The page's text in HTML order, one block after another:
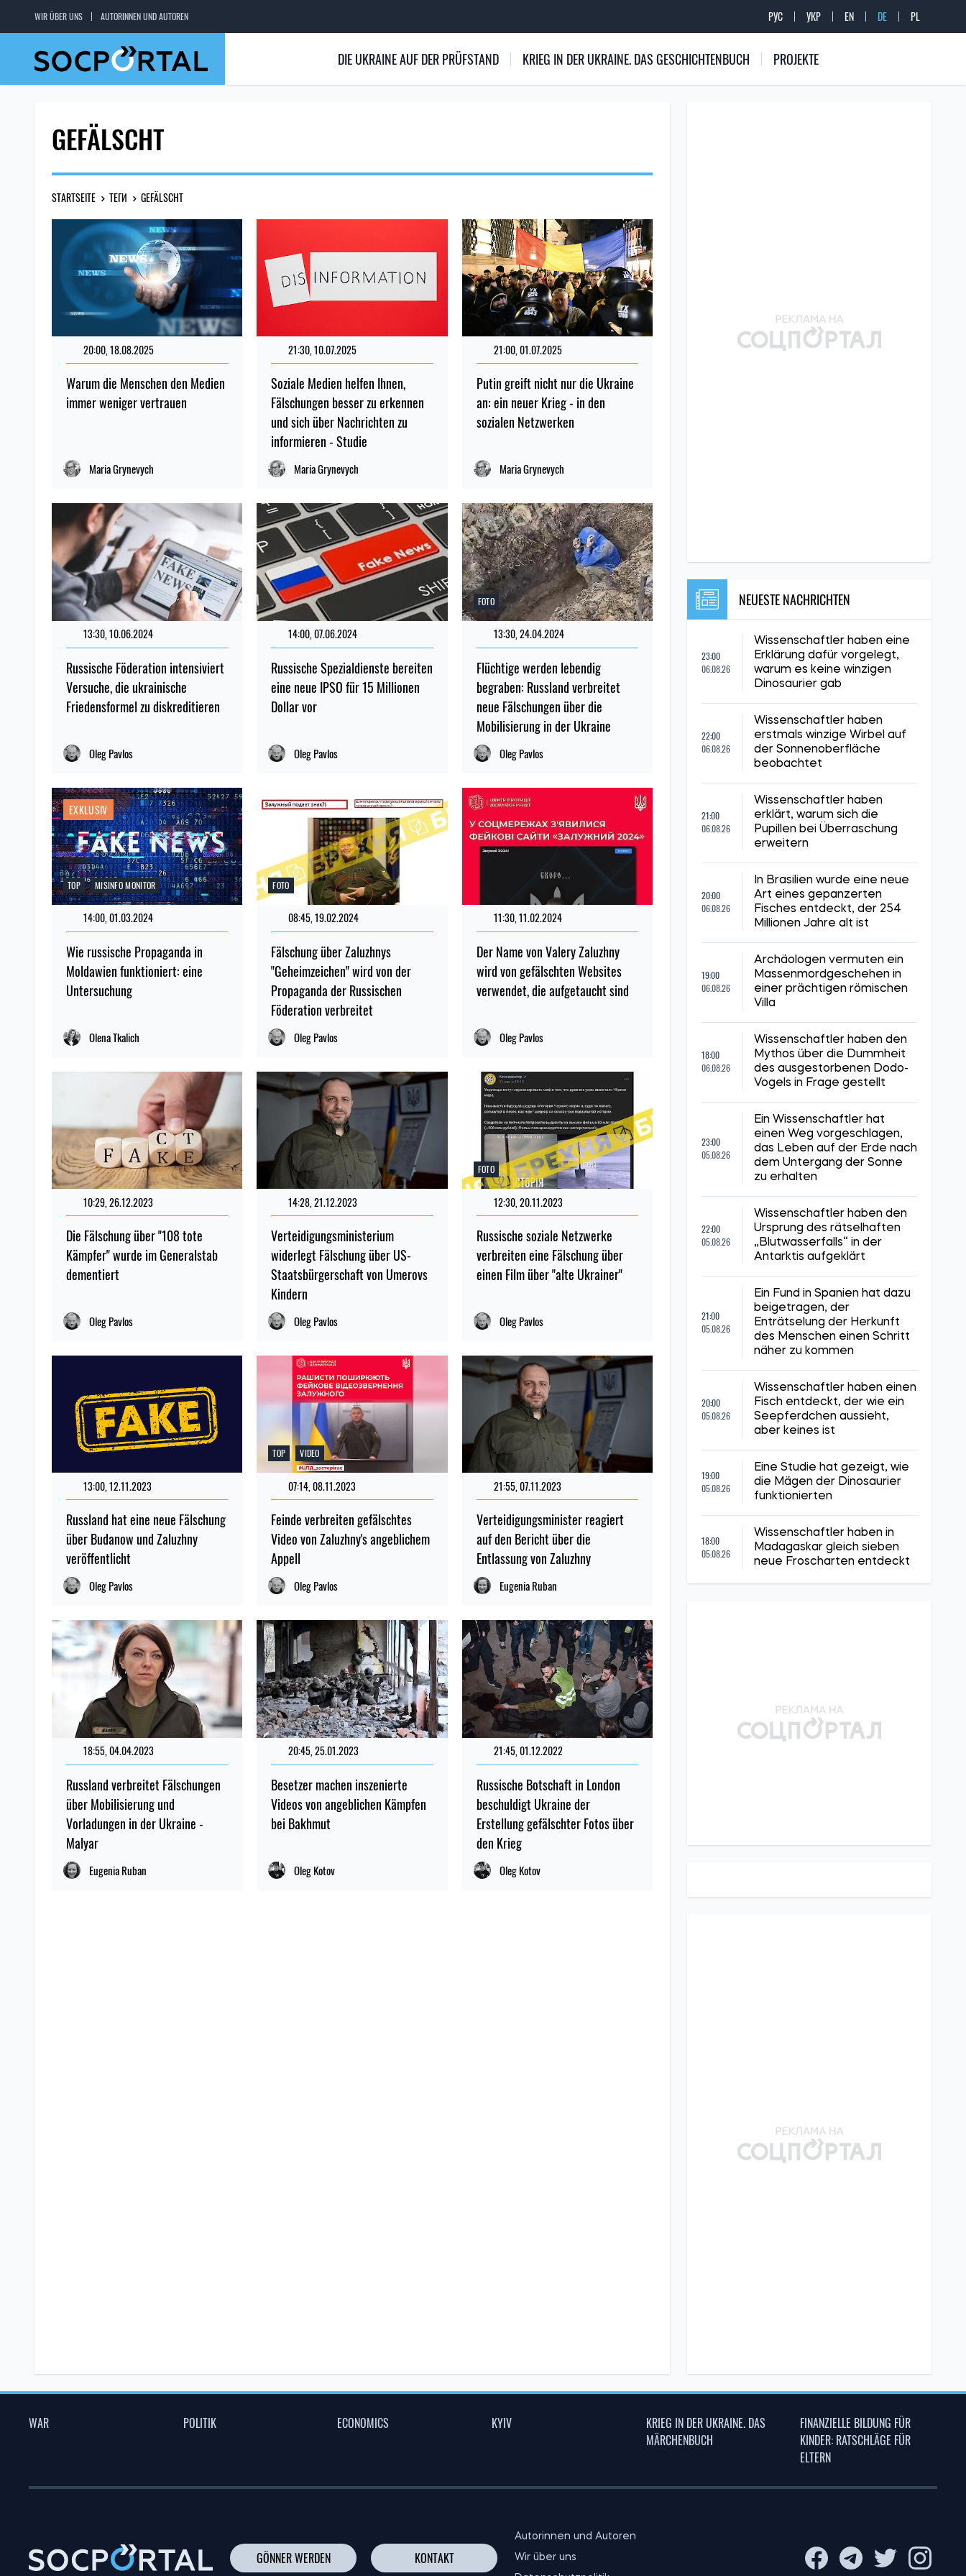
WIR ÜBER UNS AUTORINNEN UND AUTOREN РУС УКР EN DE PL
DIE UKRAINE AUF DER PRÜFSTAND KRIEG IN DER UKRAINE. DAS GESCHICHTENBUCH PROJEKTE
GEFÄLSCHT
STARTSEITE ТЕГИ GEFÄLSCHT
20:00, 18.08.2025
Warum die Menschen den Medien
immer weniger vertrauen
Maria Grynevych
21:30, 10.07.2025
Soziale Medien helfen Ihnen,
Fälschungen besser zu erkennen
und sich über Nachrichten zu
informieren - Studie
Maria Grynevych
21:00, 01.07.2025
Putin greift nicht nur die Ukraine
an: ein neuer Krieg - in den
sozialen Netzwerken
Maria Grynevych
13:30, 10.06.2024
Russische Föderation intensiviert
Versuche, die ukrainische
Friedensformel zu diskreditieren
Oleg Pavlos
14:00, 07.06.2024
Russische Spezialdienste bereiten
eine neue IPSO für 15 Millionen
Dollar vor
Oleg Pavlos
FOTO
13:30, 24.04.2024
Flüchtige werden lebendig
begraben: Russland verbreitet
neue Fälschungen über die
Mobilisierung in der Ukraine
Oleg Pavlos
TOP MISINFO MONITOR
EXKLUSIV
14:00, 01.03.2024
Wie russische Propaganda in
Moldawien funktioniert: eine
Untersuchung
Olena Tkalich
FOTO
08:45, 19.02.2024
Fälschung über Zaluzhnys
"Geheimzeichen" wird von der
Propaganda der Russischen
Föderation verbreitet
Oleg Pavlos
11:30, 11.02.2024
Der Name von Valery Zaluzhny
wird von gefälschten Websites
verwendet, die aufgetaucht sind
Oleg Pavlos
10:29, 26.12.2023
Die Fälschung über "108 tote
Kämpfer" wurde im Generalstab
dementiert
Oleg Pavlos
14:28, 21.12.2023
Verteidigungsministerium
widerlegt Fälschung über US-
Staatsbürgerschaft von Umerovs
Kindern
Oleg Pavlos
FOTO
12:30, 20.11.2023
Russische soziale Netzwerke
verbreiten eine Fälschung über
einen Film über "alte Ukrainer"
Oleg Pavlos
13:00, 12.11.2023
Russland hat eine neue Fälschung
über Budanow und Zaluzhny
veröffentlicht
Oleg Pavlos
TOP VIDEO
07:14, 08.11.2023
Feinde verbreiten gefälschtes
Video von Zaluzhny's angeblichem
Appell
Oleg Pavlos
21:55, 07.11.2023
Verteidigungsminister reagiert
auf den Bericht über die
Entlassung von Zaluzhny
Eugenia Ruban
18:55, 04.04.2023
Russland verbreitet Fälschungen
über Mobilisierung und
Vorladungen in der Ukraine -
Malyar
Eugenia Ruban
20:45, 25.01.2023
Besetzer machen inszenierte
Videos von angeblichen Kämpfen
bei Bakhmut
Oleg Kotov
21:45, 01.12.2022
Russische Botschaft in London
beschuldigt Ukraine der
Erstellung gefälschter Fotos über
den Krieg
Oleg Kotov
NEUESTE NACHRICHTEN
23:00
06.08.26
Wissenschaftler haben eine
Erklärung dafür vorgelegt,
warum es keine winzigen
Dinosaurier gab
22:00
06.08.26
Wissenschaftler haben
erstmals winzige Wirbel auf
der Sonnenoberfläche
beobachtet
21:00
06.08.26
Wissenschaftler haben
erklärt, warum sich die
Pupillen bei Überraschung
erweitern
20:00
06.08.26
In Brasilien wurde eine neue
Art eines gepanzerten
Fisches entdeckt, der 254
Millionen Jahre alt ist
19:00
06.08.26
Archäologen vermuten ein
Massenmordgeschehen in
einer prächtigen römischen
Villa
18:00
06.08.26
Wissenschaftler haben den
Mythos über die Dummheit
des ausgestorbenen Dodo-
Vogels in Frage gestellt
23:00
05.08.26
Ein Wissenschaftler hat
einen Weg vorgeschlagen,
das Leben auf der Erde nach
dem Untergang der Sonne
zu erhalten
22:00
05.08.26
Wissenschaftler haben den
Ursprung des rätselhaften
„Blutwasserfalls“ in der
Antarktis aufgeklärt
21:00
05.08.26
Ein Fund in Spanien hat dazu
beigetragen, der
Enträtselung der Herkunft
des Menschen einen Schritt
näher zu kommen
20:00
05.08.26
Wissenschaftler haben einen
Fisch entdeckt, der wie ein
Seepferdchen aussieht,
aber keines ist
19:00
05.08.26
Eine Studie hat gezeigt, wie
die Mägen der Dinosaurier
funktionierten
18:00
05.08.26
Wissenschaftler haben in
Madagaskar gleich sieben
neue Froscharten entdeckt
WAR POLITIK ECONOMICS KYIV
KRIEG IN DER UKRAINE. DAS
MÄRCHENBUCH
FINANZIELLE BILDUNG FÜR
KINDER: RATSCHLÄGE FÜR
ELTERN
GÖNNER WERDEN KONTAKT
Autorinnen und Autoren
Wir über uns